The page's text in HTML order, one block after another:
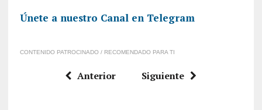
Únete a nuestro Canal en Telegram
CONTENIDO PATROCINADO / RECOMENDADO PARA TI
Anterior Siguiente